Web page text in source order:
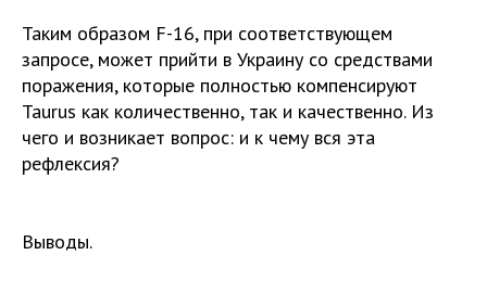
Таким образом F-16, при соответствующем
запросе, может прийти в Украину со средствами
поражения, которые полностью компенсируют
Taurus как количественно, так и качественно. Из
чего и возникает вопрос: и к чему вся эта
рефлексия?
Выводы.